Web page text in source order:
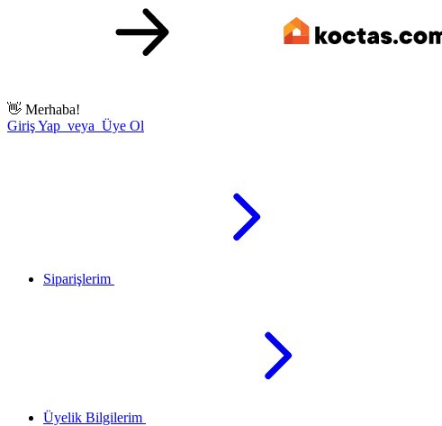
👋 Merhaba!
Giriş Yap veya Üye Ol
Siparişlerim
Üyelik Bilgilerim